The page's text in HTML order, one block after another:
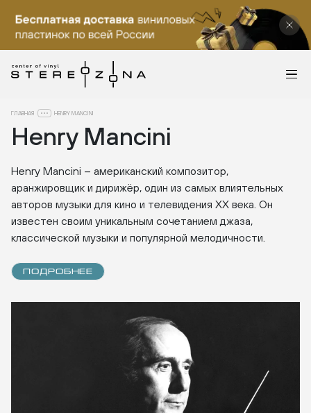
ГЛАВНАЯ HENRY MANCINI
Henry Mancini
Henry Mancini – американский композитор,
аранжировщик и дирижёр, один из самых влиятельных
авторов музыки для кино и телевидения XX века. Он
известен своим уникальным сочетанием джаза,
классической музыки и популярной мелодичности.
ПОДРОБНЕЕ